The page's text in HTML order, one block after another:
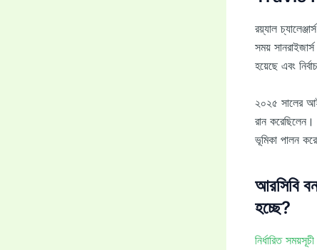
রয়্যাল
সময়
হয়েছে এবং
২০২৫ সালের
রান
ভূমিকা পালন
আরসিবি
হচ্ছে?
নির্ধারিত